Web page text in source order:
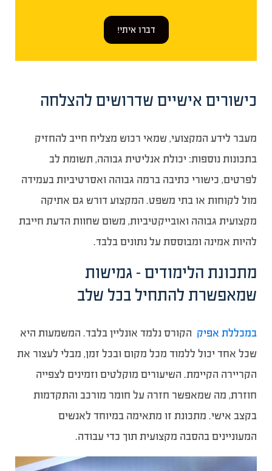
דברו איתי!
כישורים אישיים שדרושים להצלחה
מעבר לידע המקצועי, שמאי רכוש מצליח חייב להחזיק
בתכונות נוספות: יכולת אנליטית גבוהה, תשומת לב
לפרטים, כישורי כתיבה ברמה גבוהה ואסרטיביות בעמידה
מול לקוחות או בתי משפט. המקצוע דורש גם אתיקה
מקצועית גבוהה ואובייקטיביות, משום שחוות הדעת חייבת
להיות אמינה ומבוססת על נתונים בלבד.
מתכונת הלימודים – גמישות
שמאפשרת להתחיל בכל שלב
במכללת אפיק הקורס נלמד אונליין בלבד. המשמעות היא
שכל אחד יכול ללמוד מכל מקום ובכל זמן, מבלי לעצור את
הקריירה הקיימת. השיעורים מוקלטים וזמינים לצפייה
חוזרת, מה שמאפשר חזרה על חומר מורכב והתקדמות
בקצב אישי. מתכונת זו מתאימה במיוחד לאנשים
המעוניינים בהסבה מקצועית תוך כדי עבודה.